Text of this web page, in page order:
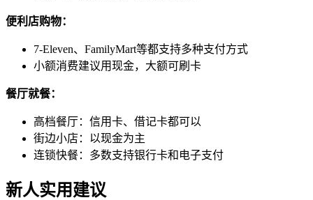
便利店购物：
7-Eleven、FamilyMart等都支持多种支付方式
小额消费建议用现金，大额可刷卡
餐厅就餐：
高档餐厅：信用卡、借记卡都可以
街边小店：以现金为主
连锁快餐：多数支持银行卡和电子支付
新人实用建议